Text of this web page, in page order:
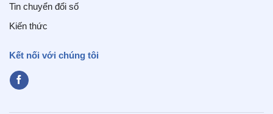
Tin chuyển đổi số
Kiến thức
Kết nối với chúng tôi